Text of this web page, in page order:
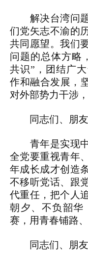
解决台湾问题
们党矢志不渝的
共同愿望。我们
问题的总体方略
共识”，团结广
作和融合发展，
对外部势力干涉
同志们、朋友
青年是实现中
全党要重视青年
年成长成才创造
不移听党话、跟
代重任，把个人
朝夕、不负韶华
赛，用青春铺路
同志们、朋友